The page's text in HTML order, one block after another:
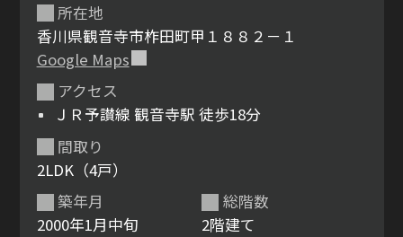
ShaMaison STYLE
シャーメゾンショップを探す
らくらく内見
シャーメゾンライフサポート
自立型サービス付き・シニア向け
所在地
香川県観音寺市柞田町甲１８８２－１
Google Maps
アクセス
ＪＲ予讃線 観音寺駅 徒歩18分
築年月
2000年1月中旬
間取り
2LDK（4戸）
総階数
2階建て